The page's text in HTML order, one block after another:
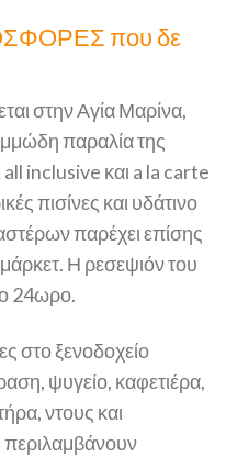
που δε
στην Αγία Μαρίνα,
παραλία της
inclusive και a la carte
πισίνες και υδάτινο
παρέχει επίσης
Η ρεσεψιόν του
24ωρο.
στο ξενοδοχείο
ψυγείο, καφετιέρα,
ντους και